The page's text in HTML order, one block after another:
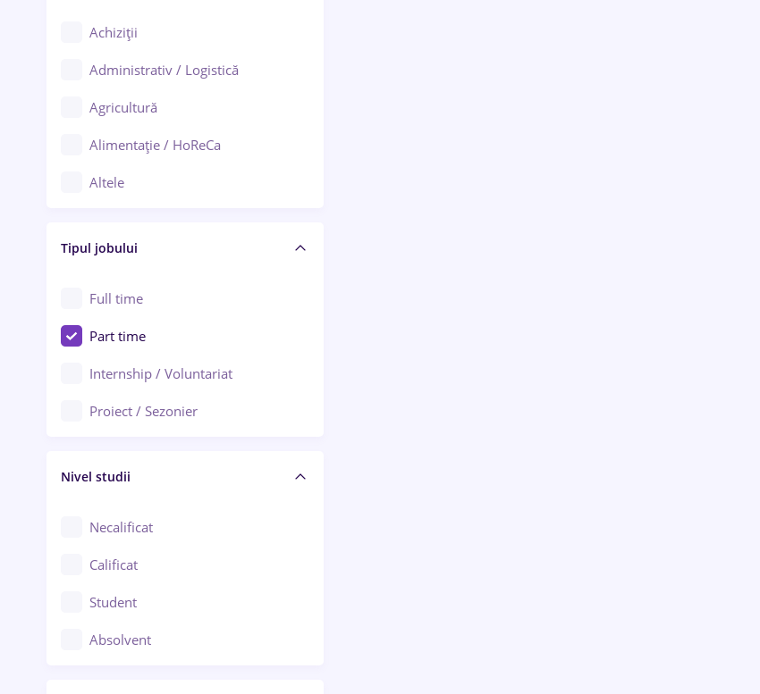
Galați (Galați)
Ploiești
Arad
Baia Mare
Bârlad
Bistrița (Bistrița-Năsăud)
Achiziții
Administrativ / Logistică
Agricultură
Alimentație / HoReCa
Altele
Asigurări
Au pair / Babysitter / Curățenie
Audit / Consultanță
Auto / Echipamente
Automatizări
Cercetare - dezvoltare
Chimie / Biochimie
Confecții / Design vestimentar
Construcții / Instalații
Controlul calității
Tipul jobului
Full time
Part time
Internship / Voluntariat
Proiect / Sezonier
Nivel studii
Necalificat
Calificat
Student
Absolvent